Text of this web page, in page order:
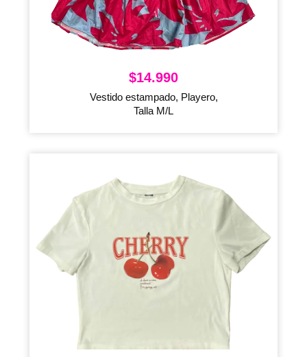
$14.990
Vestido estampado, Playero,
Talla M/L